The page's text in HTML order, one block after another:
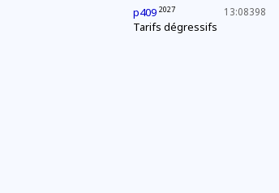
13:08398
p409 2027
Tarifs dégressifs